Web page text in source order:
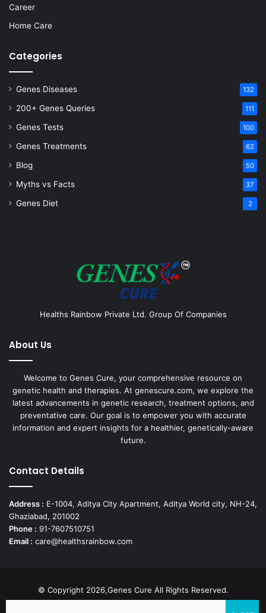
Career
Home Care
Categories
Genes Diseases 132
200+ Genes Queries 111
Genes Tests 100
Genes Treatments 62
Blog 50
Myths vs Facts 37
Genes Diet 2
Healths Rainbow Private Ltd. Group Of Companies
About Us
Welcome to Genes Cure, your comprehensive resource on
genetic health and therapies. At genescure.com, we explore the
latest advancements in genetic research, treatment options, and
preventative care. Our goal is to empower you with accurate
information and expert insights for a healthier, genetically-aware
future.
Contact Details
Address : E-1004, Aditya City Apartment, Aditya World city, NH-24,
Ghaziabad, 201002
Phone : 91-7607510751
Email : care@healthsrainbow.com
© Copyright 2026,Genes Cure All Rights Reserved.